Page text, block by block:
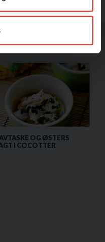
fisk
OG ØSTERS
I COCOTTER